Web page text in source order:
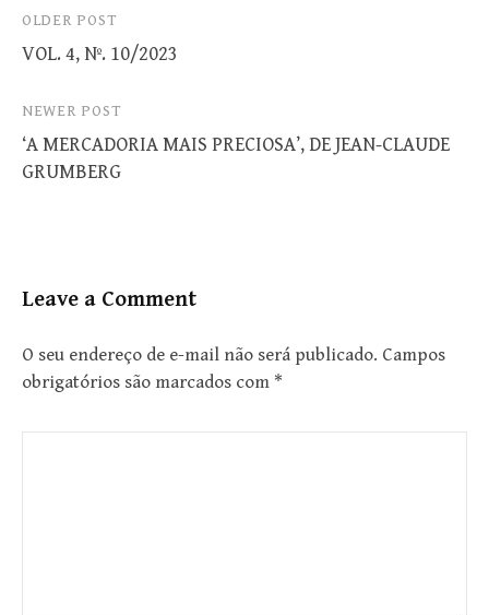
Post
navigation
OLDER POST
VOL. 4, Nº. 10/2023
NEWER POST
‘A MERCADORIA MAIS PRECIOSA’, DE JEAN-CLAUDE
GRUMBERG
Leave a Comment
O seu endereço de e-mail não será publicado. Campos
obrigatórios são marcados com *